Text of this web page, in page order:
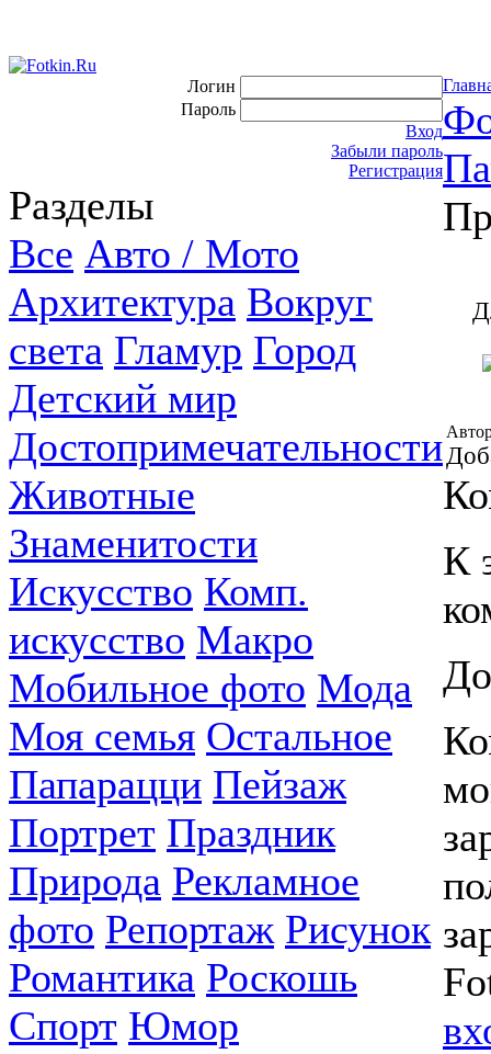
Логин
Пароль
Вход
Забыли пароль
Регистрация
Разделы
Все Авто / Мото
Архитектура Вокруг
света Гламур Город
Детский мир
Достопримечательности
Животные
Знаменитости
Искусство Комп.
искусство Макро
Мобильное фото Мода
Моя семья Остальное
Папарацци Пейзаж
Портрет Праздник
Природа Рекламное
фото Репортаж Рисунок
Романтика Роскошь
Спорт Юмор
К